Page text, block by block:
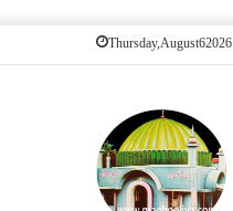
Thursday, August 6 2026